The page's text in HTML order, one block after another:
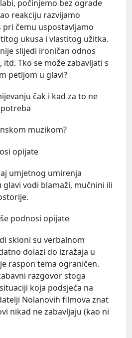
počinjemo bez ograde
reakciju razvijamo
čemu uspostavljamo
ukusa i vlastitog užitka.
slijedi ironičan odnos
Tko se može zabavljati s
petljom u glavi?
čak i kad za to ne
muzikom?
opijate
umjetnog umirenja
vodi blamaži, mučnini ili
podnosi opijate
skloni su verbalnom
dolazi do izražaja u
raspon tema ograničen.
razgovor stoga
koja podsjeća na
Nolanovih filmova znat
nikad ne zabavljaju (kao ni